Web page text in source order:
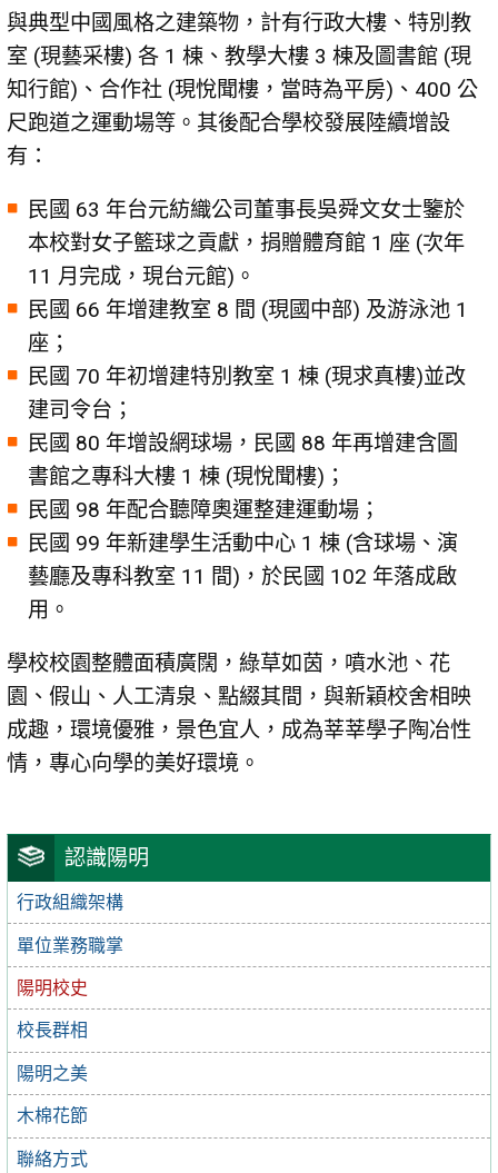
認識陽明
行政組織架構
單位業務職掌
陽明校史
校長群相
陽明之美
木棉花節
聯絡方式
與典型中國風格之建築物，計有行政大樓、特別教
室 (現藝采樓) 各 1 棟、教學大樓 3 棟及圖書館 (現
知行館)、合作社 (現悅聞樓，當時為平房)、400 公
尺跑道之運動場等。其後配合學校發展陸續增設
有：
民國 63 年台元紡織公司董事長吳舜文女士鑒於
本校對女子籃球之貢獻，捐贈體育館 1 座 (次年
11 月完成，現台元館)。
民國 66 年增建教室 8 間 (現國中部) 及游泳池 1
座；
民國 70 年初增建特別教室 1 棟 (現求真樓)並改
建司令台；
民國 80 年增設網球場，民國 88 年再增建含圖
書館之專科大樓 1 棟 (現悅聞樓)；
民國 98 年配合聽障奧運整建運動場；
民國 99 年新建學生活動中心 1 棟 (含球場、演
藝廳及專科教室 11 間)，於民國 102 年落成啟
用。
學校校園整體面積廣闊，綠草如茵，噴水池、花
園、假山、人工清泉、點綴其間，與新穎校舍相映
成趣，環境優雅，景色宜人，成為莘莘學子陶冶性
情，專心向學的美好環境。